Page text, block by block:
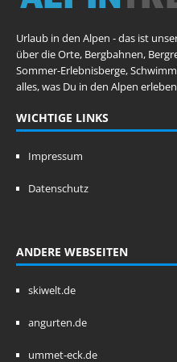
Urlaub in den Alpen - das ist
über die Orte, Bergbahnen,
Sommer-Erlebnisberge,
alles, was Du in den Alpen
WICHTIGE LINKS
Impressum
Datenschutz
ANDERE WEBSEITEN
skiwelt.de
angurten.de
ummet-eck.de